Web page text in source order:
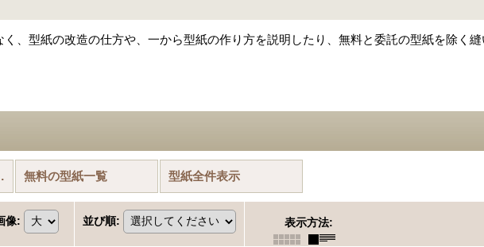
、型紙の改造の仕方や、一から型紙の作り方を説明したり、無料と委託の型紙を除く
の型紙 無料の型紙一覧 型紙全件表示
像: 並び順: 表示方法: